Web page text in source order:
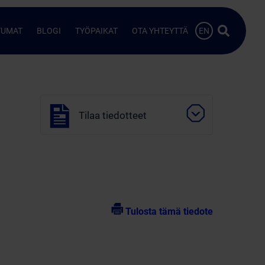
BLOGI TYÖPAIKAT OTA YHTEYTTÄ EN Hae…
Tilaa tiedotteet
Tulosta tämä tiedote